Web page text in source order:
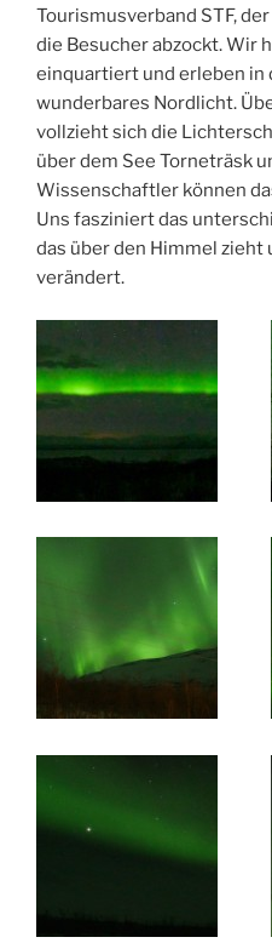
Tourismusverband STF,
die Besucher abzockt. Wir
einquartiert und erleben in
wunderbares Nordlicht.
vollzieht sich die
über dem See Torneträsk
Wissenschaftler können
Uns fasziniert das
das über den Himmel zieht
verändert.